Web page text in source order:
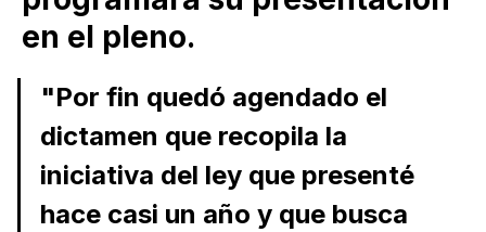
en el pleno.
"Por fin quedó agendado el
dictamen que recopila la
iniciativa del ley que presenté
hace casi un año y que busca